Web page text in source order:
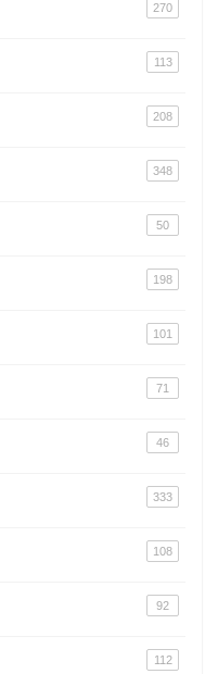
270
113
208
348
50
198
101
71
46
333
108
92
112